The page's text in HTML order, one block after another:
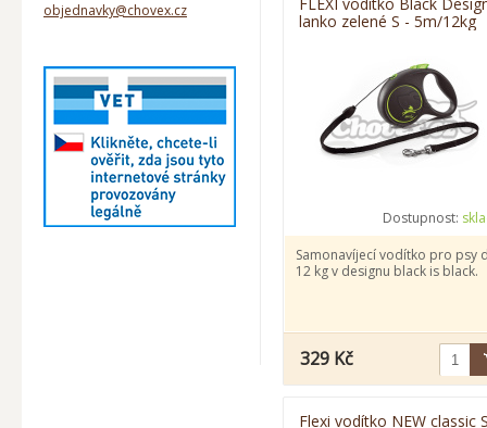
objednavky@chovex.cz
lanko zelené S - 5m/12kg
Dostupnost:
Samonavíjecí vodítko pro psy
12 kg v designu black is black.
329 Kč
Flexi vodítko NEW classic